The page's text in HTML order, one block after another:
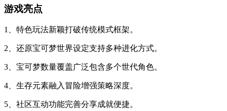
游戏亮点
1、特色玩法新颖打破传统模式框架。
2、还原宝可梦世界设定支持多种进化方式。
3、宝可梦数量覆盖广泛包含多个世代角色。
4、生存元素融入冒险增强策略深度。
5、社区互动功能完善分享成就便捷。